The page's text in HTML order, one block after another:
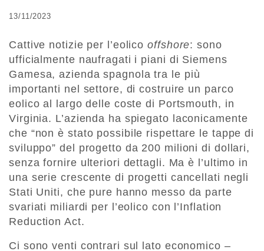
13/11/2023
Cattive notizie per l’eolicooffshore: sono
ufficialmente naufragati i piani di Siemens
Gamesa, azienda spagnola tra le più
importanti nel settore, di costruire un parco
eolico al largo delle coste di Portsmouth, in
Virginia. L’azienda ha spiegato laconicamente
che “non è stato possibile rispettare le tappe di
sviluppo” del progetto da 200 milioni di dollari,
senza fornire ulteriori dettagli. Ma è l’ultimo in
una serie crescente di progetti cancellati negli
Stati Uniti, che pure hanno messo da parte
svariati miliardi per l’eolico con l’Inflation
Reduction Act.
Ci sono venti contrari sul lato economico –